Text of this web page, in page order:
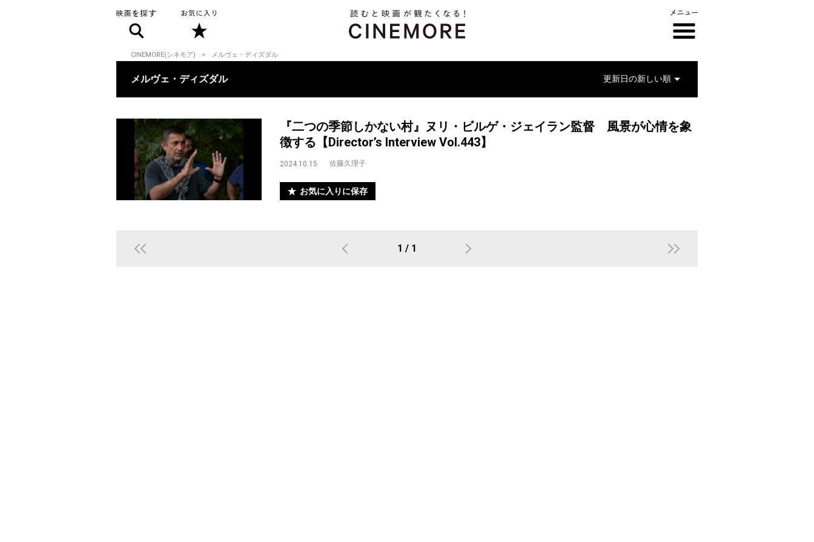
CINEMORE(シネモア) メルヴェ・ディズダル
メルヴェ・ディズダル
『二つの季節しかない村』ヌリ・ビルゲ・ジェイラン監督 風景が心情を象
徴する【Director’s Interview Vol.443】
2024.10.15 佐藤久理子
お気に入りに保存
1 / 1